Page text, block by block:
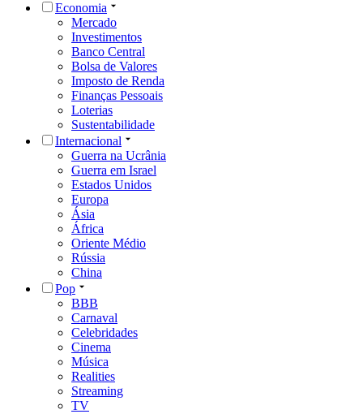
Economia
Mercado
Investimentos
Banco Central
Bolsa de Valores
Imposto de Renda
Finanças Pessoais
Loterias
Sustentabilidade
Internacional
Guerra na Ucrânia
Guerra em Israel
Estados Unidos
Europa
Ásia
África
Oriente Médio
Rússia
China
Pop
BBB
Carnaval
Celebridades
Cinema
Música
Realities
Streaming
TV